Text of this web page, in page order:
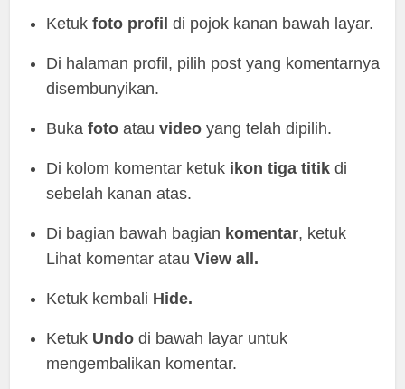
Ketukfoto profil di pojok kanan bawah layar.
Di halaman profil, pilih post yang komentarnya
disembunyikan.
Bukafoto atau video yang telah dipilih.
Di kolom komentar ketuk ikon tiga titik di
sebelah kanan atas.
Di bagian bawah bagian komentar, ketuk
Lihat komentar atauView all.
Ketuk kembali Hide.
Ketuk Undo di bawah layar untuk
mengembalikan komentar.